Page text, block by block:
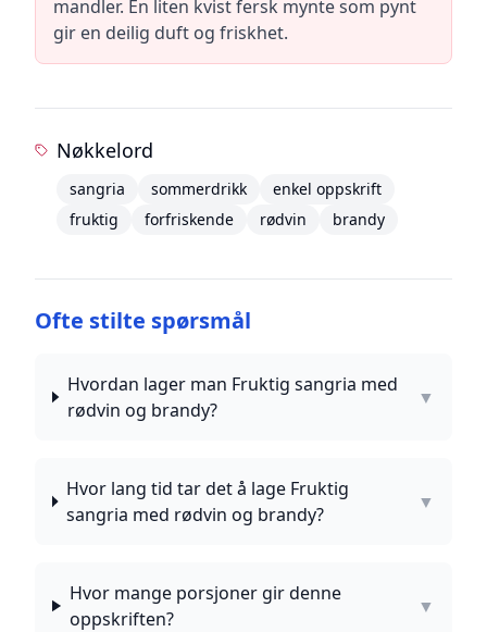
mandler. En liten kvist fersk mynte som pynt
gir en deilig duft og friskhet.
Nøkkelord
sangria sommerdrikk
enkel oppskrift
fruktig
forfriskende rødvin brandy
Ofte stilte spørsmål
Hvordan lager man Fruktig sangria med
rødvin og brandy?
▼
Hvor lang tid tar det å lage Fruktig
sangria med rødvin og brandy?
▼
Hvor mange porsjoner gir denne
oppskriften?
▼